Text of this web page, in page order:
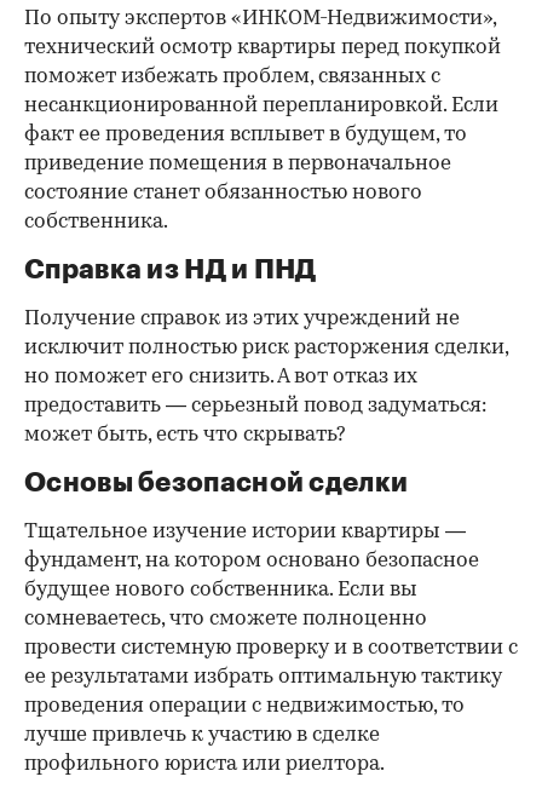
По опыту экспертов «ИНКОМ-Недвижимости»,
технический осмотр квартиры перед покупкой
поможет избежать проблем, связанных с
несанкционированной перепланировкой. Если
факт ее проведения всплывет в будущем, то
приведение помещения в первоначальное
состояние станет обязанностью нового
собственника.
Справка из НД и ПНД
Получение справок из этих учреждений не
исключит полностью риск расторжения сделки,
но поможет его снизить. А вот отказ их
предоставить — серьезный повод задуматься:
может быть, есть что скрывать?
Основы безопасной сделки
Тщательное изучение истории квартиры —
фундамент, на котором основано безопасное
будущее нового собственника. Если вы
сомневаетесь, что сможете полноценно
провести системную проверку и в соответствии с
ее результатами избрать оптимальную тактику
проведения операции с недвижимостью, то
лучше привлечь к участию в сделке
профильного юриста или риелтора.